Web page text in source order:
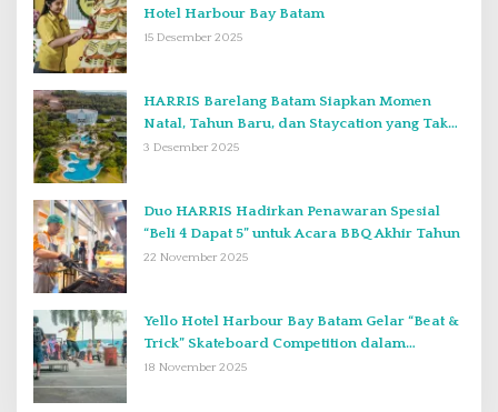
Hotel Harbour Bay Batam
15 Desember 2025
HARRIS Barelang Batam Siapkan Momen
Natal, Tahun Baru, dan Staycation yang Tak
Terlupakan di Desember 2025
3 Desember 2025
Duo HARRIS Hadirkan Penawaran Spesial
“Beli 4 Dapat 5” untuk Acara BBQ Akhir Tahun
22 November 2025
Yello Hotel Harbour Bay Batam Gelar “Beat &
Trick” Skateboard Competition dalam
Perayaan Anniversary ke-2
18 November 2025